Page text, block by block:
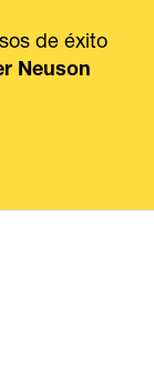
de éxito
Neuson